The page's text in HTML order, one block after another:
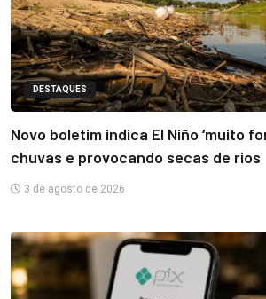
DESTAQUES
Novo boletim indica El Niño ‘muito
chuvas e provocando secas de rios
3 de agosto de 2026